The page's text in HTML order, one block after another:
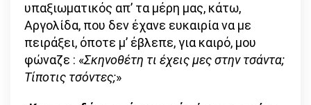
υπαξιωματικός απ’ τα μέρη μας, κάτω,
Αργολίδα, που δεν έχανε ευκαιρία να με
πειράξει, όποτε μ’ έβλεπε, για καιρό, μου
φώναζε : «Σκηνοθέτη τι έχεις μες στην τσάντα;
Τίποτις τσόντες;»